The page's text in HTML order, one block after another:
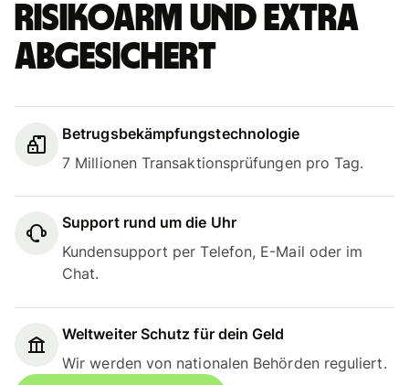
Risikoarm und extra
abgesichert
Betrugsbekämpfungstechnologie
7 Millionen Transaktionsprüfungen pro Tag.
Support rund um die Uhr
Kundensupport per Telefon, E-Mail oder im
Chat.
Weltweiter Schutz für dein Geld
Wir werden von nationalen Behörden reguliert.